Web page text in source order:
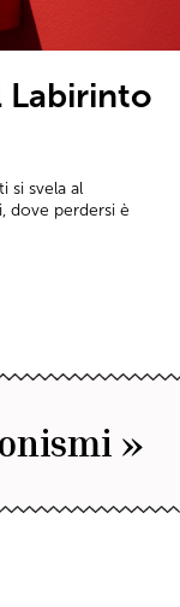
Labirinto
si svela al
dove perdersi è
»